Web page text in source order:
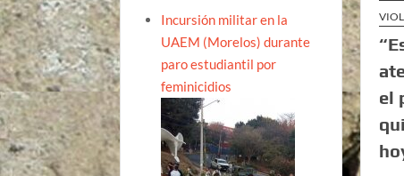
el
Incursión militar en la
UAEM (Morelos) durante
paro estudiantil por
feminicidios